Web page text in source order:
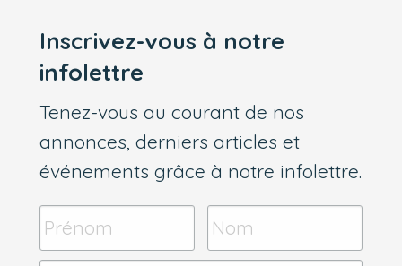
Inscrivez-vous à notre
infolettre
Tenez-vous au courant de nos
annonces, derniers articles et
événements grâce à notre infolettre.